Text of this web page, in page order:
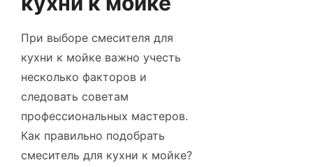
При выборе смесителя для
кухни к мойке важно учесть
несколько факторов и
следовать советам
профессиональных мастеров.
Как правильно подобрать
смеситель для кухни к мойке?